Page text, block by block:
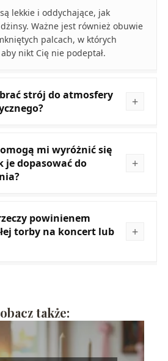
lekkie i oddychające, jak
Ważne jest również obuwie
palcach, w których
nikt Cię nie podeptał.
strój do atmosfery
mi wyróżnić się
je dopasować do
powinienem
torby na koncert lub
także: